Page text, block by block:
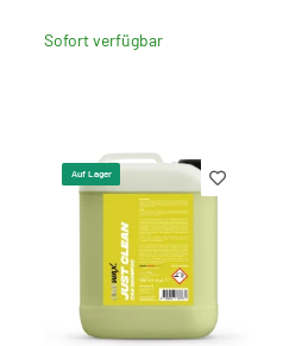
Sofort verfügbar
Auf Lager